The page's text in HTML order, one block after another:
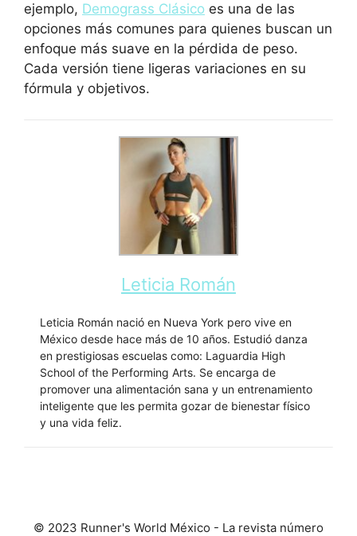
ejemplo, Demograss Clásico es una de las
opciones más comunes para quienes buscan un
enfoque más suave en la pérdida de peso.
Cada versión tiene ligeras variaciones en su
fórmula y objetivos.
Leticia Román
Leticia Román nació en Nueva York pero vive en
México desde hace más de 10 años. Estudió danza
en prestigiosas escuelas como: Laguardia High
School of the Performing Arts. Se encarga de
promover una alimentación sana y un entrenamiento
inteligente que les permita gozar de bienestar físico
y una vida feliz.
© 2023 Runner's World México - La revista número